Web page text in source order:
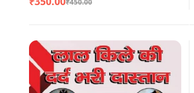
₹450.00